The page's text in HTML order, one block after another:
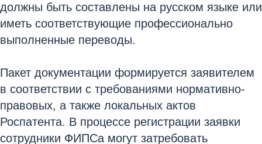
должны быть составлены на русском языке или
иметь соответствующие профессионально
выполненные переводы.
Пакет документации формируется заявителем
в соответствии с требованиями нормативно-
правовых, а также локальных актов
Роспатента. В процессе регистрации заявки
сотрудники ФИПСа могут затребовать